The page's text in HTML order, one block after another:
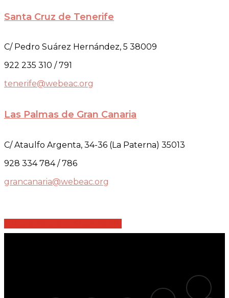
Santa Cruz de Tenerife
C/ Pedro Suárez Hernández, 5 38009
922 235 310 / 791
tenerife@webeac.org
Las Palmas de Gran Canaria
C/ Ataulfo Argenta, 34-36 (La Paterna) 35013
928 334 784 / 786
grancanaria@webeac.org
telegram
tiktok